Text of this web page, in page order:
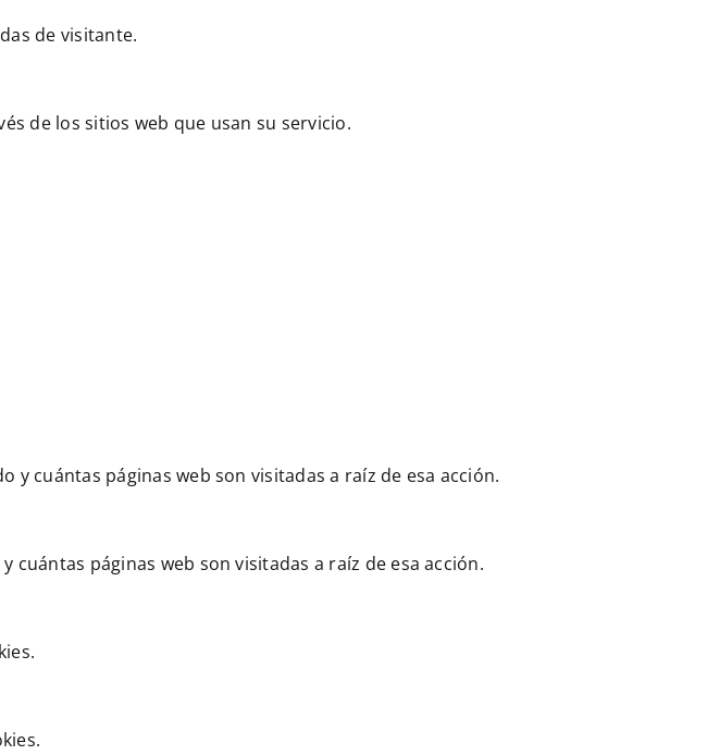
de visitante.
de los sitios web que usan su servicio.
cuántas páginas web son visitadas a raíz de esa acción.
páginas web son visitadas a raíz de esa acción.